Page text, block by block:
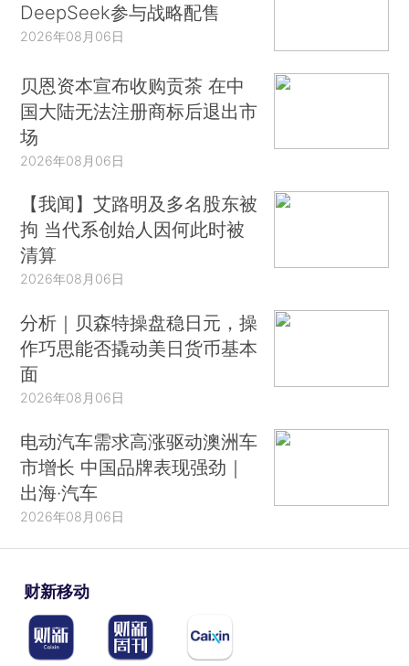
DeepSeek参与战略配售
2026年08月06日
贝恩资本宣布收购贡茶 在中
国大陆无法注册商标后退出市
场
2026年08月06日
【我闻】艾路明及多名股东被
拘 当代系创始人因何此时被
清算
2026年08月06日
分析｜贝森特操盘稳日元，操
作巧思能否撬动美日货币基本
面
2026年08月06日
电动汽车需求高涨驱动澳洲车
市增长 中国品牌表现强劲｜
出海·汽车
2026年08月06日
财新移动